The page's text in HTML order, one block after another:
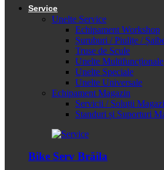
Service
Unelte Service
Echipament Workshop
Șuruburi / Piulițe /
Truse de Scule
Unelte Multifuncționale
Unelte Speciale
Unelte Universale
Echipament Magazin
Servicii / Soluții
Standuri și Suporturi
Bike Serv Brăila